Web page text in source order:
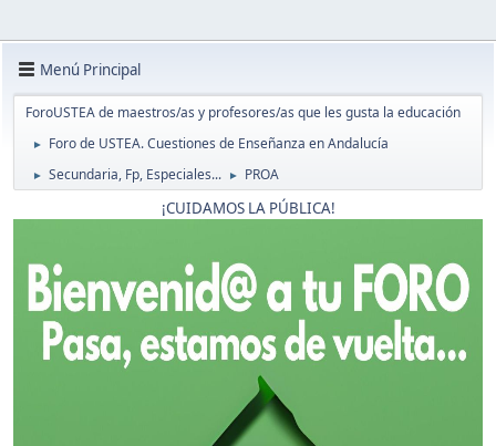
Menú Principal
ForoUSTEA de maestros/as y profesores/as que les gusta la educación
► Foro de USTEA. Cuestiones de Enseñanza en Andalucía
► Secundaria, Fp, Especiales... ► PROA
¡CUIDAMOS LA PÚBLICA!